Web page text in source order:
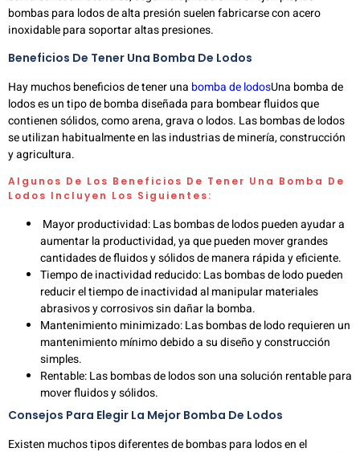
bombas para lodos de alta presión suelen fabricarse con acero
inoxidable para soportar altas presiones.
Beneficios De Tener Una Bomba De Lodos
Hay muchos beneficios de tener una bomba de lodosUna bomba de
lodos es un tipo de bomba diseñada para bombear fluidos que
contienen sólidos, como arena, grava o lodos. Las bombas de lodos
se utilizan habitualmente en las industrias de minería, construcción
y agricultura.
Algunos De Los Beneficios De Tener Una Bomba De
Lodos Incluyen Los Siguientes:
Mayor productividad: Las bombas de lodos pueden ayudar a
aumentar la productividad, ya que pueden mover grandes
cantidades de fluidos y sólidos de manera rápida y eficiente.
Tiempo de inactividad reducido: Las bombas de lodo pueden
reducir el tiempo de inactividad al manipular materiales
abrasivos y corrosivos sin dañar la bomba.
Mantenimiento minimizado: Las bombas de lodo requieren un
mantenimiento mínimo debido a su diseño y construcción
simples.
Rentable: Las bombas de lodos son una solución rentable para
mover fluidos y sólidos.
Consejos Para Elegir La Mejor Bomba De Lodos
Existen muchos tipos diferentes de bombas para lodos en el